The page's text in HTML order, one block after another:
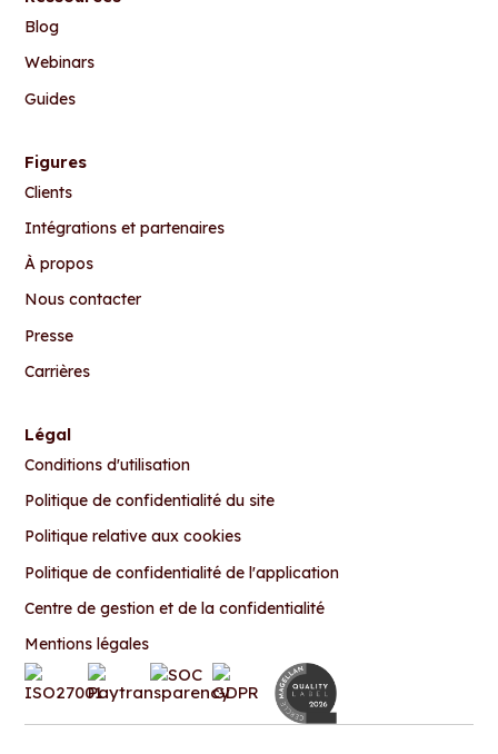
Blog
Webinars
Guides
Figures
Clients
Intégrations et partenaires
À propos
Nous contacter
Presse
Carrières
Légal
Conditions d'utilisation
Politique de confidentialité du site
Politique relative aux cookies
Politique de confidentialité de l'application
Centre de gestion et de la confidentialité
Mentions légales